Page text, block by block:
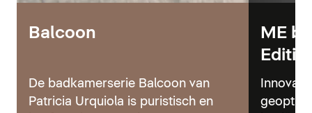
Balcoon
De badkamerserie Balcoon van
Patricia Urquiola is puristisch en
ME